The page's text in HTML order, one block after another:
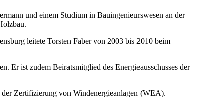
und einem Studium in Bauingenieurswesen an der
leitete Torsten Faber von 2003 bis 2010 beim
Er ist zudem Beiratsmitglied des Energieausschusses der
Zertifizierung von Windenergieanlagen (WEA).